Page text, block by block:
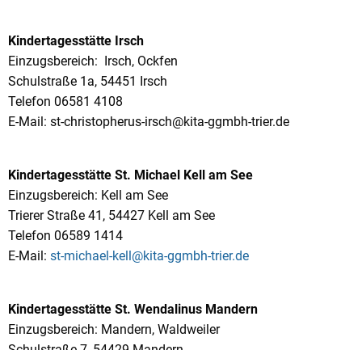
Kindertagesstätte Irsch
Einzugsbereich: Irsch, Ockfen
Schulstraße 1a, 54451 Irsch
Telefon 06581 4108
E-Mail: st-christopherus-irsch@kita-ggmbh-trier.de
Kindertagesstätte St. Michael Kell am See
Einzugsbereich: Kell am See
Trierer Straße 41, 54427 Kell am See
Telefon 06589 1414
E-Mail: st-michael-kell@kita-ggmbh-trier.de
Kindertagesstätte St. Wendalinus Mandern
Einzugsbereich: Mandern, Waldweiler